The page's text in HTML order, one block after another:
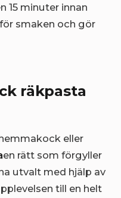
15 minuter innan
smaken och gör
räkpasta
eller
en rätt som förgyller
utvalt med hjälp av
till en helt